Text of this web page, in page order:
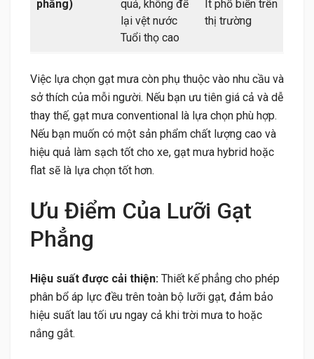
phẳng)
quả, không để
lại vệt nước
Tuổi thọ cao
Ít phổ biến trên
thị trường
Việc lựa chọn gạt mưa còn phụ thuộc vào nhu cầu và
sở thích của mỗi người. Nếu bạn ưu tiên giá cả và dễ
thay thế, gạt mưa conventional là lựa chọn phù hợp.
Nếu bạn muốn có một sản phẩm chất lượng cao và
hiệu quả làm sạch tốt cho xe, gạt mưa hybrid hoặc
flat sẽ là lựa chọn tốt hơn.
Ưu Điểm Của Lưỡi Gạt
Phẳng
Hiệu suất được cải thiện: Thiết kế phẳng cho phép
phân bổ áp lực đều trên toàn bộ lưỡi gạt, đảm bảo
hiệu suất lau tối ưu ngay cả khi trời mưa to hoặc
nắng gắt.